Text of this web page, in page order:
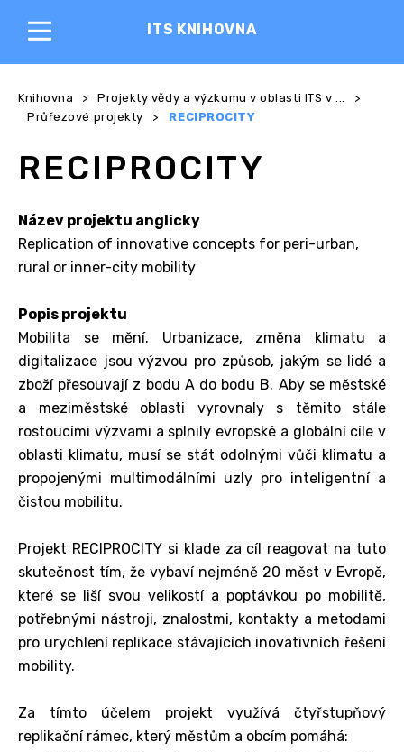
ITS KNIHOVNA
Knihovna > Projekty vědy a výzkumu v oblasti ITS v ...
>
Průřezové projekty
> RECIPROCITY
RECIPROCITY
Název projektu anglicky
Replication of innovative concepts for peri-urban,
rural or inner-city mobility
Popis projektu
Mobilita se mění. Urbanizace, změna klimatu a
digitalizace jsou výzvou pro způsob, jakým se lidé a
zboží přesouvají z bodu A do bodu B. Aby se městské
a meziměstské oblasti vyrovnaly s těmito stále
rostoucími výzvami a splnily evropské a globální cíle v
oblasti klimatu, musí se stát odolnými vůči klimatu a
propojenými multimodálními uzly pro inteligentní a
čistou mobilitu.
Projekt RECIPROCITY si klade za cíl reagovat na tuto
skutečnost tím, že vybaví nejméně 20 měst v Evropě,
které se liší svou velikostí a poptávkou po mobilitě,
potřebnými nástroji, znalostmi, kontakty a metodami
pro urychlení replikace stávajících inovativních řešení
mobility.
Za tímto účelem projekt využívá čtyřstupňový
replikační rámec, který městům a obcím pomáhá: